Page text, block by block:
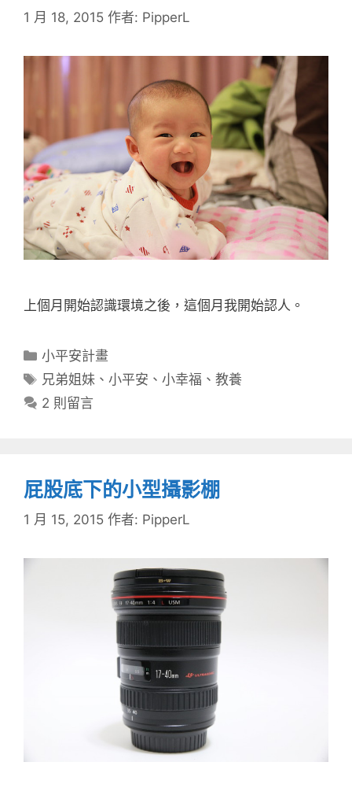
1 月 18, 2015 作者: PipperL
上個月開始認識環境之後，這個月我開始認人。
分
類
小平安計畫
標
籤
兄弟姐妹 、小平安 、小幸福 、教養
2 則留言
屁股底下的小型攝影棚
1 月 15, 2015 作者: PipperL